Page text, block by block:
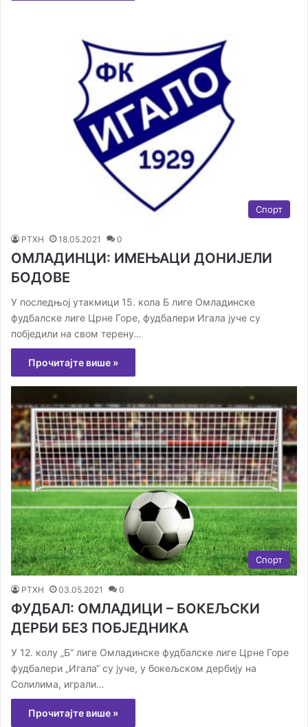
Спорт
РТХН 18.05.2021 0
ОМЛАДИНЦИ: ИМЕЊАЦИ ДОНИЈЕЛИ
БОДОВЕ
У последњој утакмици 15. кола Б лиге Омладинске
фудбалске лиге Црне Горе, фудбалери Игала јуче су
побједили на свом терену…
Прочитајте више »
Спорт
РТХН 03.05.2021 0
ФУДБАЛ: ОМЛАДИЦИ – БОКЕЉСКИ
ДЕРБИ БЕЗ ПОБЈЕДНИКА
У 12. колу „Б“ лиге Омладинске фудбалске лиге Црне Горе
фудбалери „Игала“ су јуче, у бокељском дербију на
Солилима, играли…
Прочитајте више »